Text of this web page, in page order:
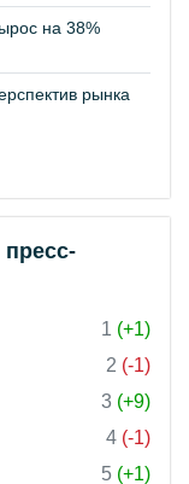
на 38%
рынка
пресс-
1 (+1)
2 (-1)
3 (+9)
4 (-1)
5 (+1)